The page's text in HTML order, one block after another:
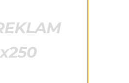
İngiltərəyə getməkdən